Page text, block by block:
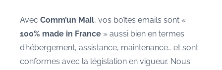
Avec Comm’un Mail, vos boîtes emails sont «
100% made in France » aussi bien en termes
d’hébergement, assistance, maintenance… et sont
conformes avec la législation en vigueur. Nous